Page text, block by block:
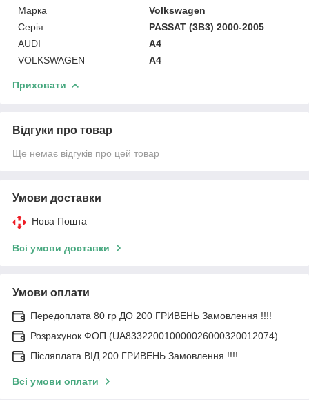
Марка
Volkswagen
Серія
PASSAT (3B3) 2000-2005
AUDI
A4
VOLKSWAGEN
A4
Приховати
Відгуки про товар
Ще немає відгуків про цей товар
Умови доставки
Нова Пошта
Всі умови доставки
Умови оплати
Передоплата 80 гр ДО 200 ГРИВЕНЬ Замовлення !!!!
Розрахунок ФОП (UA833220010000026000320012074)
Післяплата ВІД 200 ГРИВЕНЬ Замовлення !!!!
Всі умови оплати